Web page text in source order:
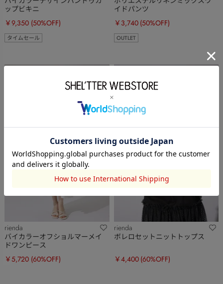
ップビキニ
￥9,350 (50%OFF)
タイムセール
イドパンツ
￥3,740 (50%OFF)
OUTLET
rienda
バイカラーオフショルマーメイ
ドワンピース
￥5,720 (60%OFF)
rienda
ボレロセットニットトップス
￥4,400 (60%OFF)